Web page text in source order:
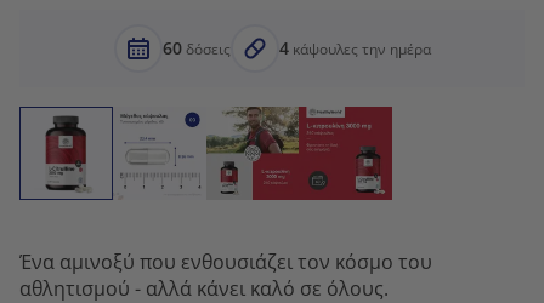
60δόσεις 4κάψουλες την ημέρα
Ένα αμινοξύ που ενθουσιάζει τον κόσμο του
αθλητισμού - αλλά κάνει καλό σε όλους.